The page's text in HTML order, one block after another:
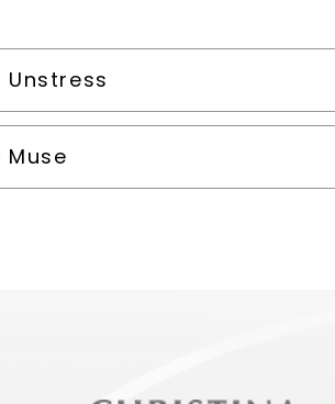
Unstress
Muse